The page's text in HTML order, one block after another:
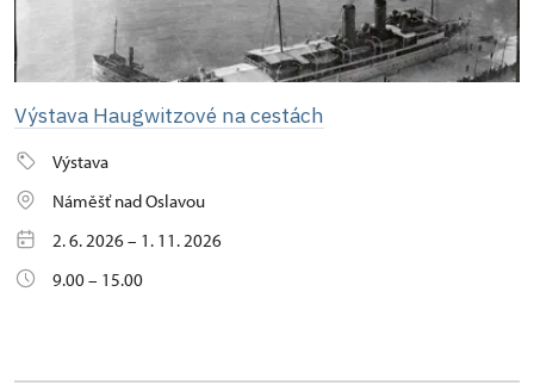
Výstava Haugwitzové na cestách
Výstava
Náměšť nad Oslavou
2. 6. 2026 – 1. 11. 2026
9.00 – 15.00